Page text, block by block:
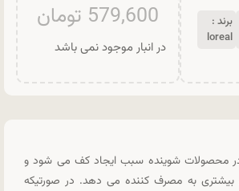
برند :
loreal
579,600 تومان
در انبار موجود نمی باشد
محصولات شوینده سبب ایجاد کف می شود و
به مصرف کننده می دهد. در صورتیکه